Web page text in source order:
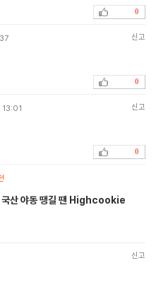
0
신고
0
신고
0
국산 야동 땡길 땐 Highcookie
신고